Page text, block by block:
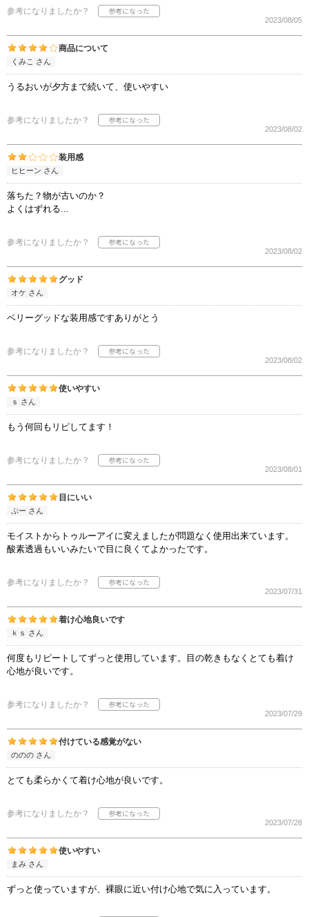
参考になりましたか？
2023/08/05
商品について
くみこ さん
うるおいが夕方まで続いて、使いやすい
参考になりましたか？
2023/08/02
装用感
ヒヒーン さん
落ちた？物が古いのか？
よくはずれる...
参考になりましたか？
2023/08/02
グッド
オケ さん
ベリーグッドな装用感ですありがとう
参考になりましたか？
2023/08/02
使いやすい
ｓ さん
もう何回もリピしてます！
参考になりましたか？
2023/08/01
目にいい
ぷー さん
モイストからトゥルーアイに変えましたが問題なく使用出来ています。
酸素透過もいいみたいで目に良くてよかったです。
参考になりましたか？
2023/07/31
着け心地良いです
ｋｓ さん
何度もリピートしてずっと使用しています。目の乾きもなくとても着け
心地が良いです。
参考になりましたか？
2023/07/29
付けている感覚がない
ののの さん
とても柔らかくて着け心地が良いです。
参考になりましたか？
2023/07/28
使いやすい
まみ さん
ずっと使っていますが、裸眼に近い付け心地で気に入っています。